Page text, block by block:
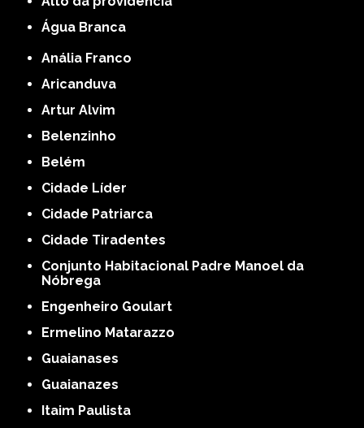
Água Branca
Anália Franco
Aricanduva
Artur Alvim
Belenzinho
Belém
Cidade Líder
Cidade Patriarca
Cidade Tiradentes
Conjunto Habitacional Padre Manoel da
Nóbrega
Engenheiro Goulart
Ermelino Matarazzo
Guaianases
Guaianazes
Itaim Paulista